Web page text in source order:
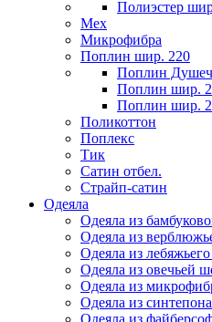
Полиэстер
Мех
Микрофибра
Поплин шир. 220
Поплин
Поплин шир.
Поплин шир.
Поликоттон
Поплекс
Тик
Сатин отбел.
Страйп-сатин
Одеяла
Одеяла из
Одеяла из
Одеяла из
Одеяла из овечьей
Одеяла из
Одеяла из синтепона
Одеяла из